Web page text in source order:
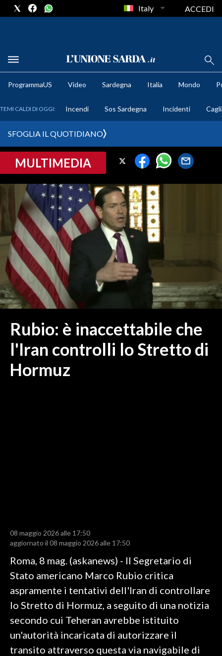
METEO
CRONACA SARDEGNA
PROVINCIA DI CAGLIARI
SULCIS IGLESIENTE
MEDIO CAMPIDANO
ORISTANO E PROVINCIA
SASSARI E PROVINCIA
GALLURA
NUORO E PROVINCIA
OGLIASTRA
ITALIA
MONDO
RISULTATI E CLASSIFICHE
CALCIO REGIONALE
BASKET
VOLLEY
MOTORI
TENNIS
ALTRI SPORT
Italy ACCEDI
ProgrammaUS Video Sardegna Italia Mondo
TEMI CALDI DI OGGI: Incendi Sos Sardegna Incidenti
SFOGLIA IL QUOTIDIANO
MULTIMEDIA
Rubio: è inaccettabile che
l'Iran controlli lo Stretto di
Hormuz
08 maggio 2026 alle 17:50
aggiornato il 08 maggio 2026 alle 17:50
Roma, 8 mag. (askanews) - Il Segretario di
Stato americano Marco Rubio critica
aspramente i tentativi dell'Iran di controllare
lo Stretto di Hormuz, a seguito di una notizia
secondo cui Teheran avrebbe istituito
un'autorità incaricata di autorizzare il
transito attraverso questa via navigabile di